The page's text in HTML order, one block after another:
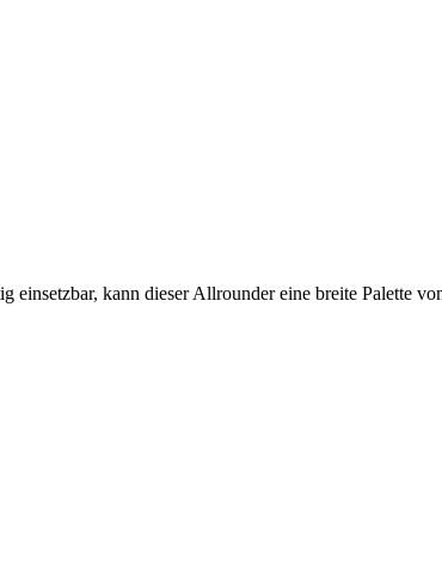
einsetzbar, kann dieser Allrounder eine breite Palette